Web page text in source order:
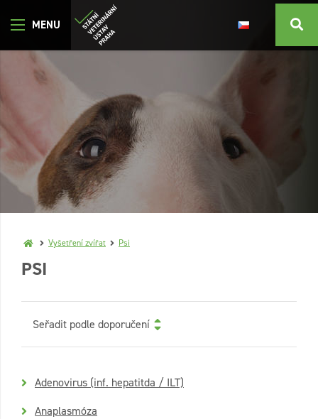
Vyšetření zvířat Psi
PSI
Seřadit podle doporučení
Adenovirus (inf. hepatitda / ILT)
Anaplasmóza